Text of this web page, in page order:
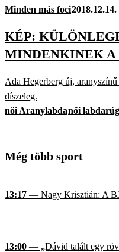
Minden más foci
KÉP:
MINDENKINEK A
Ada Hegerberg új,
díszeleg.
női Aranylabdanői
Még több sport
13:17 — Nagy Krisztián: A
13:00 — „Dávid talált egy